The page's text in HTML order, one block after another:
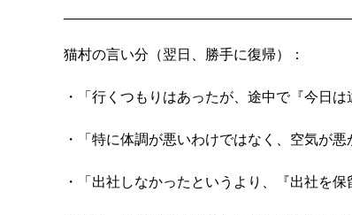
猫村の言い分（翌日、勝手に復帰）：
・「行くつもりはあったが、途中で『今日
・「特に体調が悪いわけではなく、空気が悪
・「出社しなかったというより、『出社を保